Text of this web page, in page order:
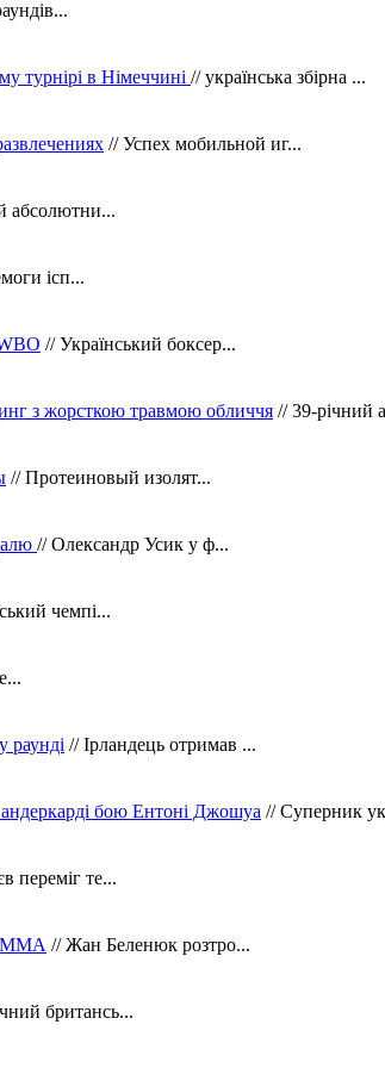
турнірі в Німеччині // українська збірна ...
// Успех мобильной иг...
абсолютни...
ісп...
// Український боксер...
з жорсткою травмою обличчя // 39-річний
// Протеиновый изолят...
// Олександр Усик у ф...
чемпі...
раунді // Ірландець отримав ...
бою Ентоні Джошуа // Суперник
переміг те...
ММА // Жан Беленюк розтро...
британсь...